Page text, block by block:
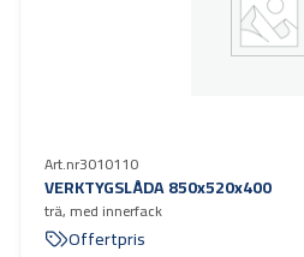
Art.nr3010110
VERKTYGSLÅDA 850x520x400
trä, med innerfack
Offertpris